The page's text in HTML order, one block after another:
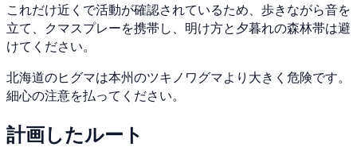
これだけ近くで活動が確認されているため、歩きながら音を
立て、クマスプレーを携帯し、明け方と夕暮れの森林帯は避
けてください。
北海道のヒグマは本州のツキノワグマより大きく危険です。
細心の注意を払ってください。
計画したルート